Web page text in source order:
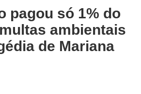
pagou só 1% do
ambientais
de Mariana